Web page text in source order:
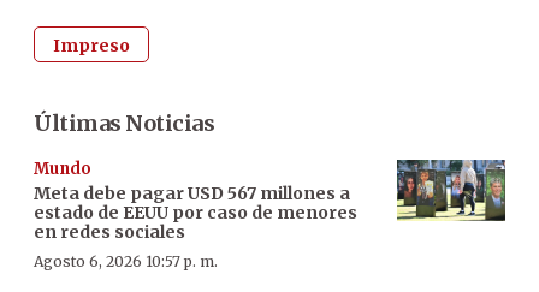
Impreso
Últimas Noticias
Mundo
Meta debe pagar USD 567 millones a
estado de EEUU por caso de menores
en redes sociales
Agosto 6, 2026 10:57 p. m.